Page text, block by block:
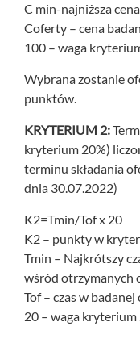
C min-najniższa
Coferty – cena
100 – waga
Wybrana zostanie
punktów.
KRYTERIUM 2:
kryterium 20%)
terminu składania
dnia 30.07.2022)
K2=Tmin/Tof x 20
K2 – punkty w
Tmin – Najkrótszy
wśród otrzymanych
Tof – czas w badanej
20 – waga kryterium